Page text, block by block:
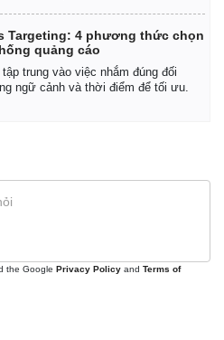
Giá cà phê
Targeting: 4 phương thức chọn
quảng cáo
trung vào việc nhắm đúng đối
ngữ cảnh và thời điểm để tối ưu.
the Google Privacy Policy and Terms of